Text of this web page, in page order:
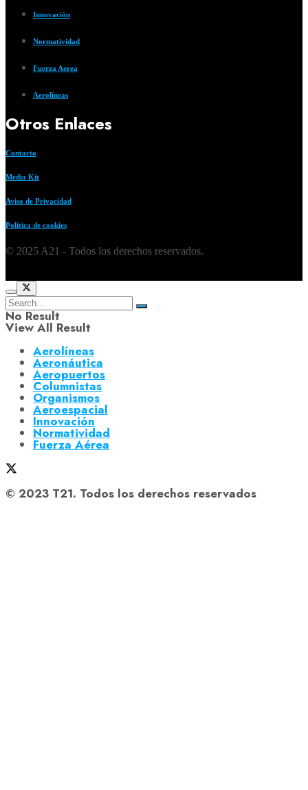
Innovación
Normatividad
Fuerza Aerea
Aerolíneas
Otros Enlaces
Contacto
Media Kit
Aviso de Privacidad
Política de cookies
© 2025 A21 - Todos los derechos reservados.
No Result
View All Result
Aerolíneas
Aeronáutica
Aeropuertos
Columnistas
Organismos
Aeroespacial
Innovación
Normatividad
Fuerza Aérea
© 2023 T21. Todos los derechos reservados